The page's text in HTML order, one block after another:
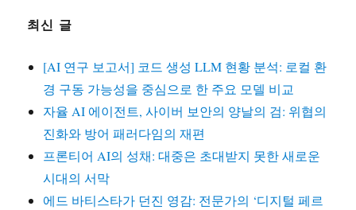
최신 글
[AI 연구 보고서] 코드 생성 LLM 현황 분석: 로컬 환
경 구동 가능성을 중심으로 한 주요 모델 비교
자율 AI 에이전트, 사이버 보안의 양날의 검: 위협의
진화와 방어 패러다임의 재편
프론티어 AI의 성채: 대중은 초대받지 못한 새로운
시대의 서막
에드 바티스타가 던진 영감: 전문가의 ‘디지털 페르